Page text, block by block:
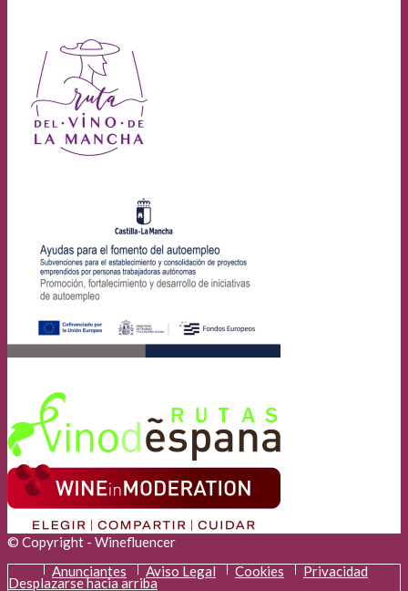
© Copyright - Winefluencer
Anunciantes
Aviso Legal Cookies Privacidad
Desplazarse hacia arriba